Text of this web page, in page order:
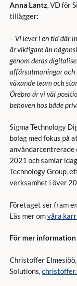
Anna Lantz, VD för
tillägger:
– Vi lever i en tid där
är viktigare än
genom deras
affärsutmaningar och
växande team och
Örebro är vi väl
behoven hos både
Sigma Technology
bolag med fokus på
användarcentrerade
2021 och samlar
Technology Group,
verksamhet i över
Företaget ser fram
Läs mer omvåra
För mer
Christoffer
Solutions,